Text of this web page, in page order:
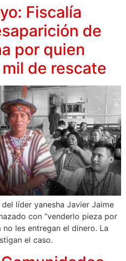
Fiscalía
de
por quien
de rescate
líder yanesha Javier Jaime
con “venderlo pieza por
no les entregan el dinero. La
el caso.